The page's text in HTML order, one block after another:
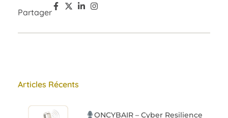
Partager
Articles Récents
ONCYBAIR – Cyber Resilience